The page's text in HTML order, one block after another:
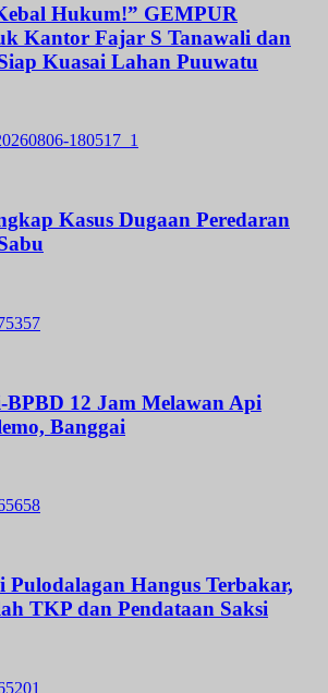
Hukum!” GEMPUR
Kantor Fajar S Tanawali dan
Kuasai Lahan Puuwatu
Kasus Dugaan Peredaran
BPBD 12 Jam Melawan Api
Banggai
Hangus Terbakar,
TKP dan Pendataan Saksi